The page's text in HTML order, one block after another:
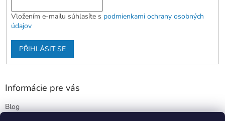
Vložením e-mailu súhlasíte s podmienkami ochrany osobných
údajov
PŘIHLÁSIT SE
Informácie pre vás
Blog